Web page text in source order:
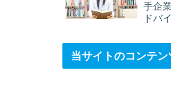
手企
ドバ
当サイトのコンテン